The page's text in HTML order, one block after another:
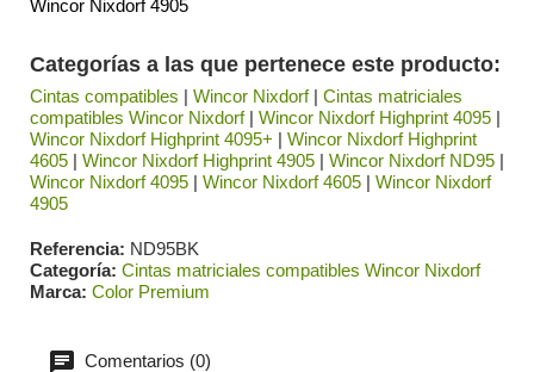
Wincor Nixdorf 4905
Categorías a las que pertenece este producto:
Cintas compatibles | Wincor Nixdorf| Cintas matriciales
compatibles Wincor Nixdorf| Wincor Nixdorf Highprint 4095 |
Wincor Nixdorf Highprint 4095+ | Wincor Nixdorf Highprint
4605 | Wincor Nixdorf Highprint 4905 | Wincor Nixdorf ND95 |
Wincor Nixdorf 4095 | Wincor Nixdorf 4605 | Wincor Nixdorf
4905
Referencia ND95BK
Categoría Cintas matriciales compatibles Wincor Nixdorf
Marca Color Premium
Comentarios (0)